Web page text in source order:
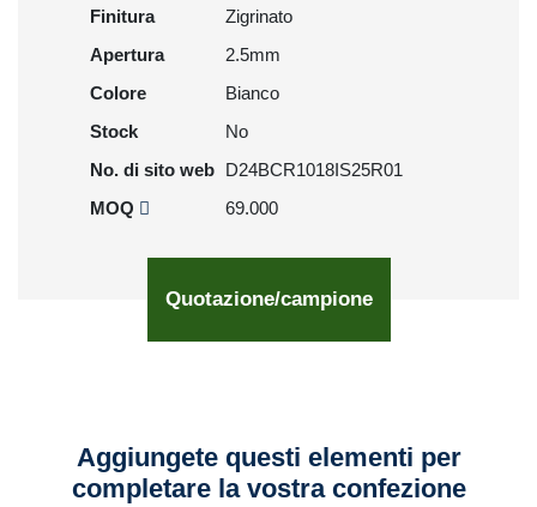
Finitura
Zigrinato
Apertura
2.5mm
Colore
Bianco
Stock
No
No. di sito web D24BCR1018IS25R01
MOQ
69.000
Quotazione/campione
Aggiungete questi elementi per
completare la vostra confezione